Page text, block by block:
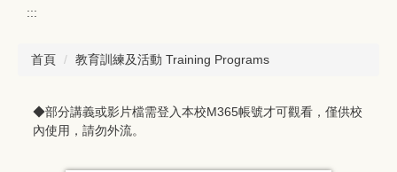
:::
首頁 教育訓練及活動 Training Programs
◆部分講義或影片檔需登入本校M365帳號才可觀看，僅供校
內使用，請勿外流。